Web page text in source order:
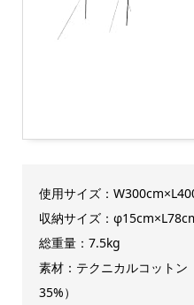
使用サイズ：
収納サイズ：
総重量：7.5kg
素材：テクニカルコットン
35%）